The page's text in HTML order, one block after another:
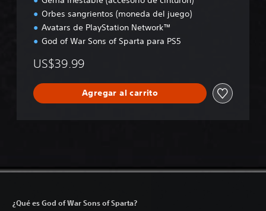
Orbes sangrientos (moneda del juego)
Avatars de PlayStation Network™
God of War Sons of Sparta para PS5
US$39.99
Agregar al carrito
¿Qué es God of War Sons of Sparta?